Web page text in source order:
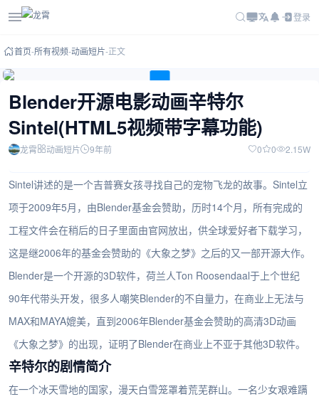
登录
首页-所有视频-动画短片-正文
Blender开源电影动画辛特尔
Sintel(HTML5视频带字幕功能)
龙霄 动画短片 9年前 0 0 2.15W
Sintel讲述的是一个吉普赛女孩寻找自己的宠物飞龙的故事。Sintel立
项于2009年5月，由Blender基金会赞助，历时14个月，所有完成的
工程文件会在稍后的日子里面由官网放出，供全球爱好者下载学习，
这是继2006年的基金会赞助的《大象之梦》之后的又一部开源大作。
Blender是一个开源的3D软件，荷兰人Ton Roosendaal于上个世纪
90年代带头开发，很多人嘲笑Blender的不自量力，在商业上无法与
MAX和MAYA媲美，直到2006年Blender基金会赞助的高清3D动画
《大象之梦》的出现，证明了Blender在商业上不亚于其他3D软件。
辛特尔的剧情简介
在一个冰天雪地的国家，漫天白雪笼罩着荒芜群山。一名少女艰难蹒